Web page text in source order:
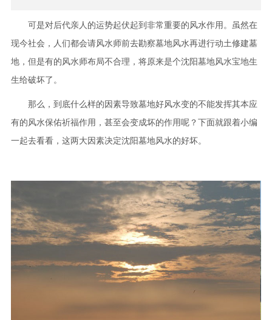
可是对后代亲人的运势起伏起到非常重要的风水作用。虽然在
现今社会，人们都会请风水师前去勘察墓地风水再进行动土修建墓
地，但是有的风水师布局不合理，将原来是个沈阳墓地风水宝地生
生给破坏了。
那么，到底什么样的因素导致墓地好风水变的不能发挥其本应
有的风水保佑祈福作用，甚至会变成坏的作用呢？下面就跟着小编
一起去看看，这两大因素决定沈阳墓地风水的好坏。